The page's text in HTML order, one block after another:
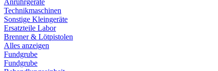
Anrührgeräte
Technikmaschinen
Sonstige Kleingeräte
Ersatzteile Labor
Brenner & Lötpistolen
Alles anzeigen
Fundgrube
Fundgrube